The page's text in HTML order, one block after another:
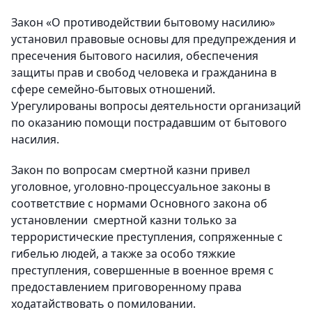
Закон «О противодействии бытовому насилию»
установил правовые основы для предупреждения и
пресечения бытового насилия, обеспечения
защиты прав и свобод человека и гражданина в
сфере семейно-бытовых отношений.
Урегулированы вопросы деятельности организаций
по оказанию помощи пострадавшим от бытового
насилия.
Закон по вопросам смертной казни привел
уголовное, уголовно-процессуальное законы в
соответствие с нормами Основного закона об
установлении смертной казни только за
террористические преступления, сопряженные с
гибелью людей, а также за особо тяжкие
преступления, совершенные в военное время с
предоставлением приговоренному права
ходатайствовать о помиловании.